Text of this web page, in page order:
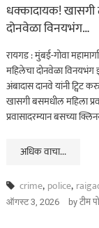
धक्कादायक! खासगी
दोनवेळा विनयभंग…
रायगड : मुंबई-गोवा
महिलेचा दोनवेळा
अंबादास दानवे यांनी ट्विट
खासगी बसमधील महिला
प्रवासादरम्यान बसच्या
अधिक वाचा...
crime, police,
ऑगस्ट 3, 2026 byटीम